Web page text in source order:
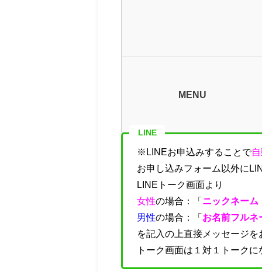
MENU
LINE
※LINEお申込みすることで
お申し込みフォーム以外に
LINEトーク画面より
女性の場合：「 ニックネーム
男性の場合：「 お名前フルネ
を記入の上直接メッセージ
トーク画面は１対１トーク